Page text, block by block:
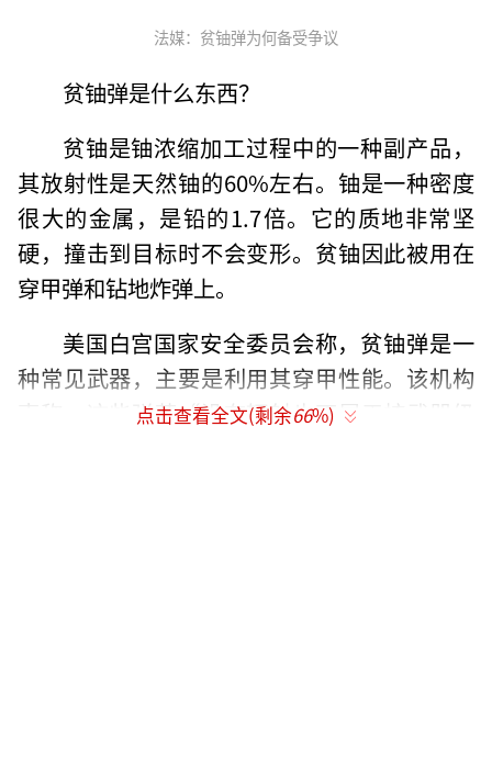
法媒：贫铀弹为何备受争议
贫铀弹是什么东西？
贫铀是铀浓缩加工过程中的一种副产品，
其放射性是天然铀的60%左右。铀是一种密度
很大的金属，是铅的1.7倍。它的质地非常坚
硬，撞击到目标时不会变形。贫铀因此被用在
穿甲弹和钻地炸弹上。
美国白宫国家安全委员会称，贫铀弹是一
种常见武器，主要是利用其穿甲性能。该机构
声称，这些弹药“没有辐射也不属于核武器级
点击查看全文(剩余66%)